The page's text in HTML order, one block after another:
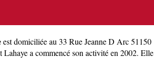
est domiciliée au 33 Rue Jeanne D Arc 51150
a commencé son activité en 2002. Elle